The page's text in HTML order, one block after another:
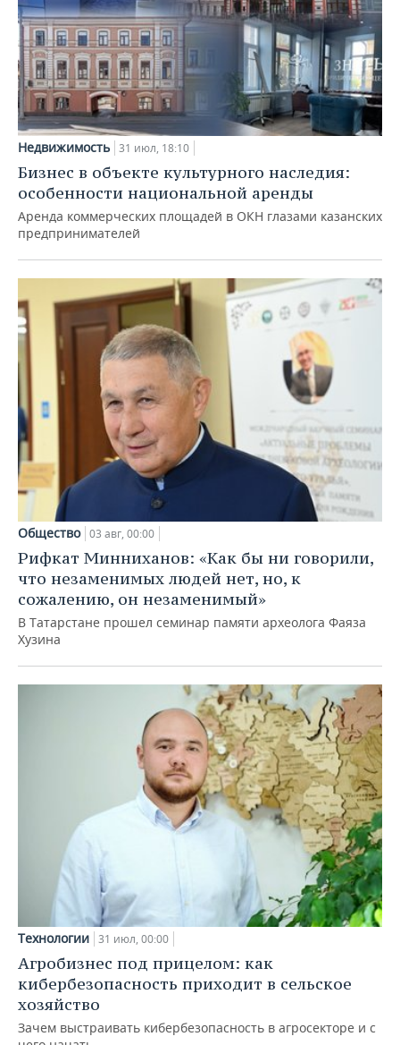
Недвижимость 31 июл, 18:10
Бизнес в объекте культурного наследия:
особенности национальной аренды
Аренда коммерческих площадей в ОКН глазами казанских
предпринимателей
Общество 03 авг, 00:00
Рифкат Минниханов: «Как бы ни говорили,
что незаменимых людей нет, но, к
сожалению, он незаменимый»
В Татарстане прошел семинар памяти археолога Фаяза
Хузина
Технологии 31 июл, 00:00
Агробизнес под прицелом: как
кибербезопасность приходит в сельское
хозяйство
Зачем выстраивать кибербезопасность в агросекторе и с